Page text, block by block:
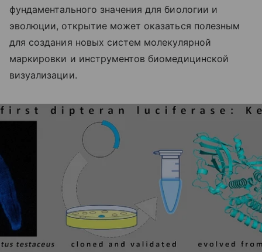
фундаментального значения для биологии и
эволюции, открытие может оказаться полезным
для создания новых систем молекулярной
маркировки и инструментов биомедицинской
визуализации.